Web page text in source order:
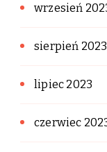
wrzesień
sierpień 2023
lipiec 2023
czerwiec